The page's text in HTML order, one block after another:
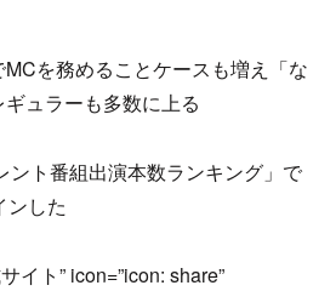
を務めることケースも増え「な
ュラーも多数に上る
ント番組出演本数ランキング」で
ンした
イト” icon=”icon: share”